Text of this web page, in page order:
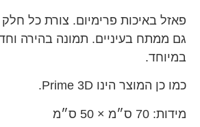
פאזל באיכות פרימיום. צורת כל חלק
גם ממתח בעיניים. תמונה בהירה
במיוחד.
כמו כן המוצר הינו Prime 3D.
מידות: 70 ס״מ × 50 ס״מ